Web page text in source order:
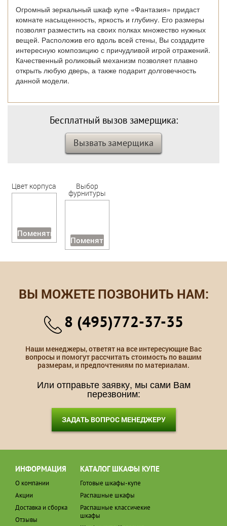
Огромный зеркальный шкаф купе «Фантазия» придаст
комнате насыщенность, яркость и глубину. Его размеры
позволят разместить на своих полках множество нужных
вещей. Расположив его вдоль всей стены, Вы создадите
интересную композицию с причудливой игрой отражений.
Качественный роликовый механизм позволяет плавно
открыть любую дверь, а также подарит долговечность
данной модели.
Бесплатный вызов замерщика:
Вызвать замерщика
Цвет корпуса
Поменять
Выбор
фурнитуры
Поменять
ВЫ МОЖЕТЕ ПОЗВОНИТЬ НАМ:
8 (495)772-37-35
Наши менеджеры, ответят на все интересующие Вас
вопросы и помогут рассчитать стоимость по вашим
размерам, и предпочтениям по материалам.
Или отправьте заявку, мы сами Вам
перезвоним:
ЗАДАТЬ ВОПРОС МЕНЕДЖЕРУ
ИНФОРМАЦИЯ
О компании
Акции
Доставка и сборка
Отзывы
КАТАЛОГ ШКАФЫ КУПЕ
Готовые шкафы-купе
Распашные шкафы
Распашные классичекие
шкафы